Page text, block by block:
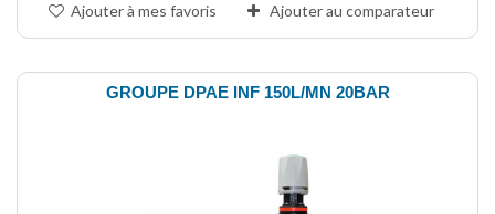
Ajouter à mes favoris Ajouter au comparateur
GROUPE DPAE INF 150L/MN 20BAR